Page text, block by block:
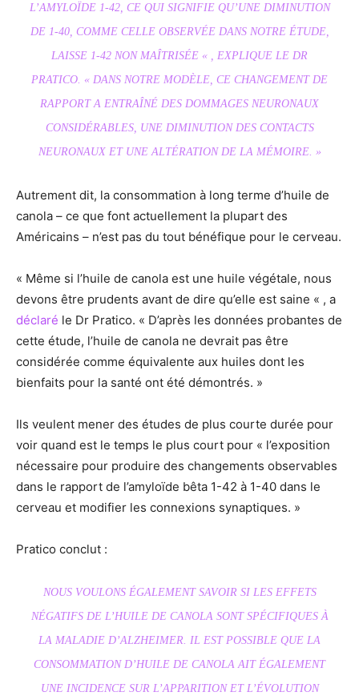
L’AMYLOÏDE 1-42, CE QUI SIGNIFIE QU’UNE DIMINUTION
DE 1-40, COMME CELLE OBSERVÉE DANS NOTRE ÉTUDE,
LAISSE 1-42 NON MAÎTRISÉE « , EXPLIQUE LE DR
PRATICO. « DANS NOTRE MODÈLE, CE CHANGEMENT DE
RAPPORT A ENTRAÎNÉ DES DOMMAGES NEURONAUX
CONSIDÉRABLES, UNE DIMINUTION DES CONTACTS
NEURONAUX ET UNE ALTÉRATION DE LA MÉMOIRE. »
Autrement dit, la consommation à long terme d’huile de
canola – ce que font actuellement la plupart des
Américains – n’est pas du tout bénéfique pour le cerveau.
« Même si l’huile de canola est une huile végétale, nous
devons être prudents avant de dire qu’elle est saine « , a
déclaré le Dr Pratico. « D’après les données probantes de
cette étude, l’huile de canola ne devrait pas être
considérée comme équivalente aux huiles dont les
bienfaits pour la santé ont été démontrés. »
Ils veulent mener des études de plus courte durée pour
voir quand est le temps le plus court pour « l’exposition
nécessaire pour produire des changements observables
dans le rapport de l’amyloïde bêta 1-42 à 1-40 dans le
cerveau et modifier les connexions synaptiques. »
Pratico conclut :
NOUS VOULONS ÉGALEMENT SAVOIR SI LES EFFETS
NÉGATIFS DE L’HUILE DE CANOLA SONT SPÉCIFIQUES À
LA MALADIE D’ALZHEIMER. IL EST POSSIBLE QUE LA
CONSOMMATION D’HUILE DE CANOLA AIT ÉGALEMENT
UNE INCIDENCE SUR L’APPARITION ET L’ÉVOLUTION